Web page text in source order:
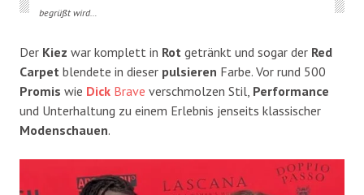
begrüßt wird…
Der Kiez war komplett in Rot getränkt und sogar der Red
Carpet blendete in dieser pulsieren Farbe. Vor rund 500
Promis wie Dick Brave verschmolzen Stil, Performance
und Unterhaltung zu einem Erlebnis jenseits klassischer
Modenschauen.